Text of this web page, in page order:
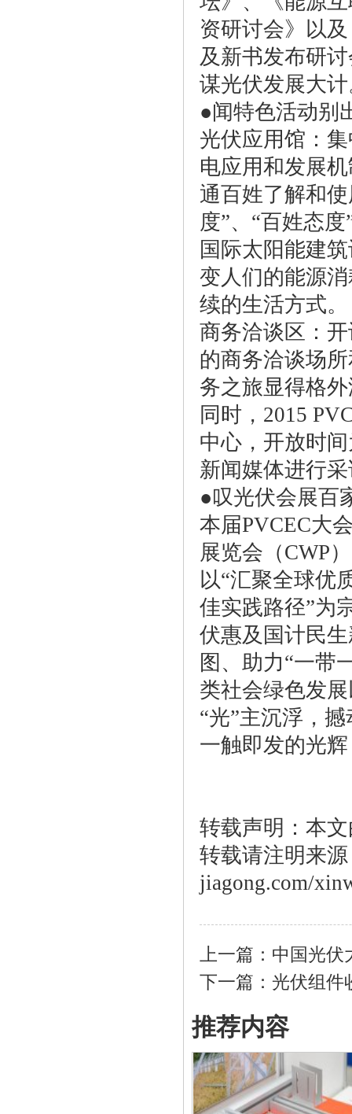
资研讨会》以
及新书发布研
谋光伏发展大
●闻特色活动别
光伏应用馆：
电应用和发展
通百姓了解和
度”、“百姓态
国际太阳能建
变人们的能源
续的生活方式。
商务洽谈区：
的商务洽谈场
务之旅显得格
同时，2015
中心，开放时
新闻媒体进行
●叹光伏会展百
本届PVCEC大
展览会（CWP
以“汇聚全球优
佳实践路径”为
伏惠及国计民
图、助力“一带
类社会绿色发
“光”主沉浮，
一触即发的光
转载声明：本
转载请注明来
jiagong.com/
上一篇： 中国光伏
下一篇： 光伏组件
推荐内容